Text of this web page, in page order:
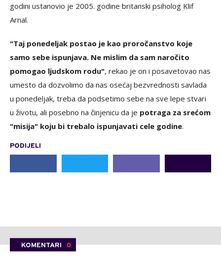
godini ustanovio je 2005. godine britanski psiholog Klif
Arnal.
"Taj ponedeljak postao je kao proročanstvo koje
samo sebe ispunjava. Ne mislim da sam naročito
pomogao ljudskom rodu", rekao je on i posavetovao nas
umesto da dozvolimo da nas osećaj bezvrednosti savlada
u ponedeljak, treba da podsetimo sebe na sve lepe stvari
u životu, ali posebno na činjenicu da je potraga za srećom
"misija" koju bi trebalo ispunjavati cele godine.
PODIJELI
KOMENTARI 0